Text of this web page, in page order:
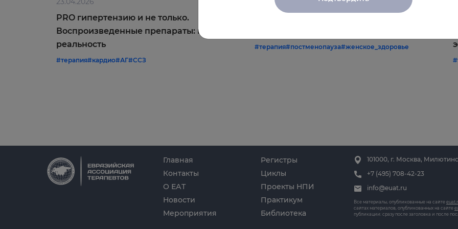
#терапия#постменопауза#женское_здоровье
PRO гипертензию и не только.
Воспроизведенные препараты: мифы и
реальность
#терапия#кардио#АГ#ССЗ
Главная
О ЕАТ
Новости
Мероприятия
Циклы
Проекты НПИ
Практикум
Библиотека
Регистры
Контакты
101000, г. Москва,
+7 (495) 708-42-23
info@euat.ru
Все материалы, опубликованные на сайте
сайтах материалов, опубликованных на сайте
публикации: сразу после заголовка и после